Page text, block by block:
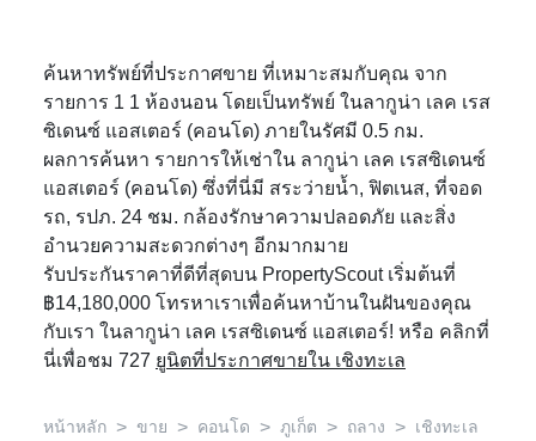
ค้นหาทรัพย์ที่ประกาศขาย ที่เหมาะสมกับคุณ จาก
รายการ 1 1 ห้องนอน โดยเป็นทรัพย์ ในลากูน่า เลค เรส
ซิเดนซ์ แอสเตอร์ (คอนโด) ภายในรัศมี 0.5 กม.
ผลการค้นหา รายการให้เช่าใน ลากูน่า เลค เรสซิเดนซ์
แอสเตอร์ (คอนโด) ซึ่งที่นี่มี สระว่ายน้ำ, ฟิตเนส, ที่จอด
รถ, รปภ. 24 ชม. กล้องรักษาความปลอดภัย และสิ่ง
อำนวยความสะดวกต่างๆ อีกมากมาย
รับประกันราคาที่ดีที่สุดบน PropertyScout เริ่มต้นที่
฿14,180,000 โทรหาเราเพื่อค้นหาบ้านในฝันของคุณ
กับเรา ในลากูน่า เลค เรสซิเดนซ์ แอสเตอร์! หรือ คลิกที่
นี่เพื่อชม 727 ยูนิตที่ประกาศขายใน เชิงทะเล
หน้าหลัก > ขาย > คอนโด > ภูเก็ต > ถลาง > เชิงทะเล